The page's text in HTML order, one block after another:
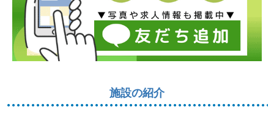
施設の紹介